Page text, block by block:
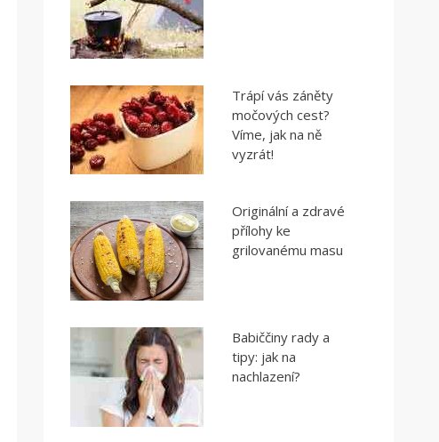
Trápí vás záněty
močových cest?
Víme, jak na ně
vyzrát!
Originální a zdravé
přílohy ke
grilovanému masu
Babiččiny rady a
tipy: jak na
nachlazení?